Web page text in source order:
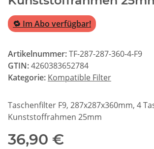
🔁 Im Abo verfügbar!
Artikelnummer:TF-287-287-360-4-F9
GTIN:4260383652784
Kategorie: Kompatible Filter
Taschenfilter F9, 287x287x360mm, 4
Kunststoffrahmen 25mm
36,90 €